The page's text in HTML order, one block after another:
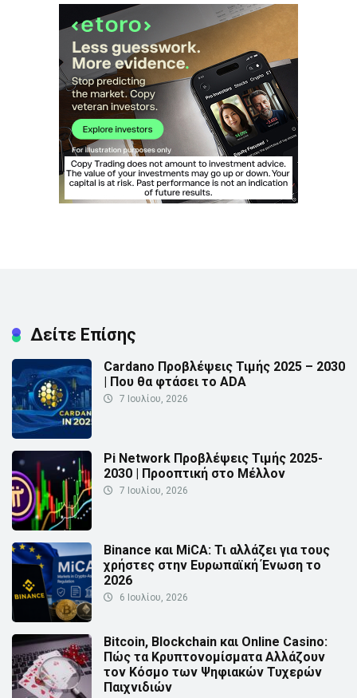
Δείτε Επίσης
Cardano Προβλέψεις Τιμής 2025 – 2030
| Που θα φτάσει το ADA
7 Ιουλίου, 2026
Pi Network Προβλέψεις Τιμής 2025-
2030 | Προοπτική στο Μέλλον
7 Ιουλίου, 2026
Binance και MiCA: Τι αλλάζει για τους
χρήστες στην Ευρωπαϊκή Ένωση το
2026
6 Ιουλίου, 2026
Bitcoin, Blockchain και Online Casino:
Πώς τα Κρυπτονομίσματα Αλλάζουν
τον Κόσμο των Ψηφιακών Τυχερών
Παιχνιδιών